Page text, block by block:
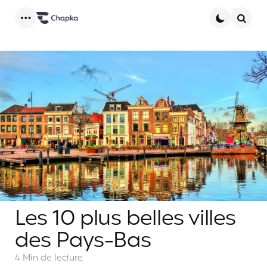
Les 10 plus belles villes
des Pays-Bas
4 Min de lecture